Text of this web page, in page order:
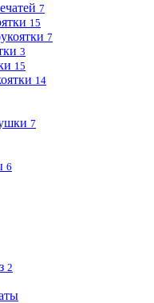
7
15
7
3
15
14
7
6
2